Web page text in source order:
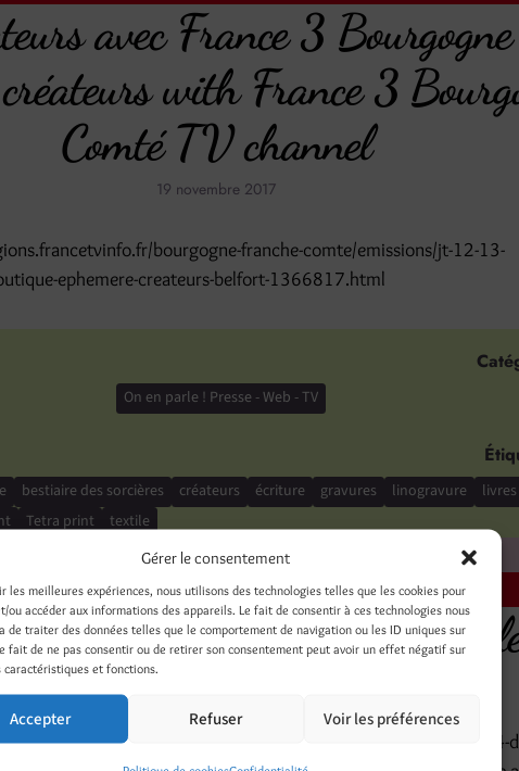
Gérer le consentement
les meilleures expériences, nous utilisons des technologies telles que les cookies pour
ou accéder aux informations des appareils. Le fait de consentir à ces technologies nous
de traiter des données telles que le comportement de navigation ou les ID uniques sur
fait de ne pas consentir ou de retirer son consentement peut avoir un effet négatif sur
caractéristiques et fonctions.
Accepter Refuser Voir les préférences
avec France 3
with France 3
Comté TV channel
19 novembre 2017
bourgogne-franche-comte/emissions/jt-12-13-
ephemere-createurs-belfort-1366817.html
On en parle ! Presse - Web - TV
bestiaire des sorcières créateurs écriture gravures linogravure
livres
Tetra print textile
des créateurs fait
magazine.com/belfort-la-boutique-ephemere-sinstalle-au-104-